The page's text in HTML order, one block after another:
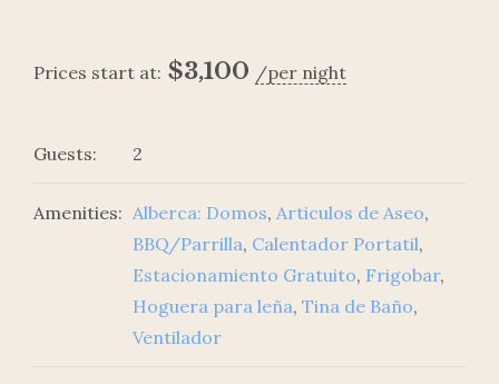
Prices start at: $3,100 per night
Guests: 2
Amenities: Alberca: Domos, Articulos de Aseo,
BBQ/Parrilla, Calentador Portatil,
Estacionamiento Gratuito, Frigobar,
Hoguera para leña, Tina de Baño,
Ventilador